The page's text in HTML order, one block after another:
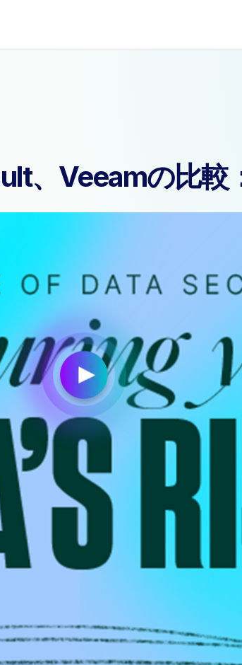
、Veeamの比較